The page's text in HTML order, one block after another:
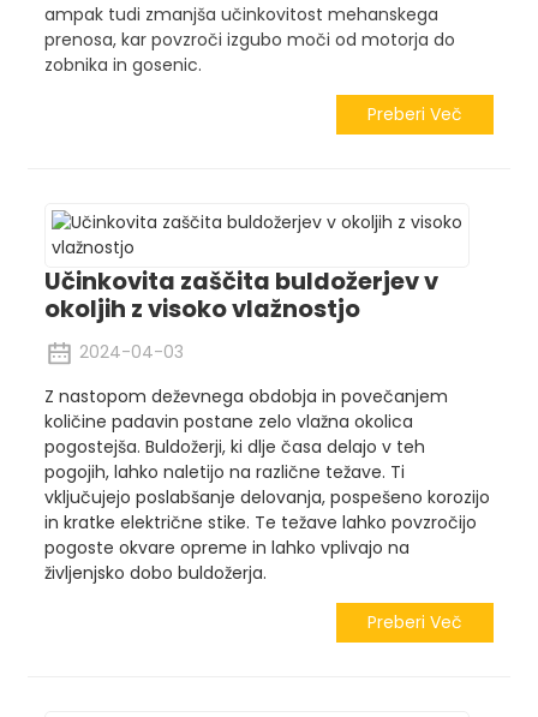
ampak tudi zmanjša učinkovitost mehanskega
prenosa, kar povzroči izgubo moči od motorja do
zobnika in gosenic.
Preberi Več
Učinkovita zaščita buldožerjev v
okoljih z visoko vlažnostjo
2024-04-03
Z nastopom deževnega obdobja in povečanjem
količine padavin postane zelo vlažna okolica
pogostejša. Buldožerji, ki dlje časa delajo v teh
pogojih, lahko naletijo na različne težave. Ti
vključujejo poslabšanje delovanja, pospešeno korozijo
in kratke električne stike. Te težave lahko povzročijo
pogoste okvare opreme in lahko vplivajo na
življenjsko dobo buldožerja.
Preberi Več